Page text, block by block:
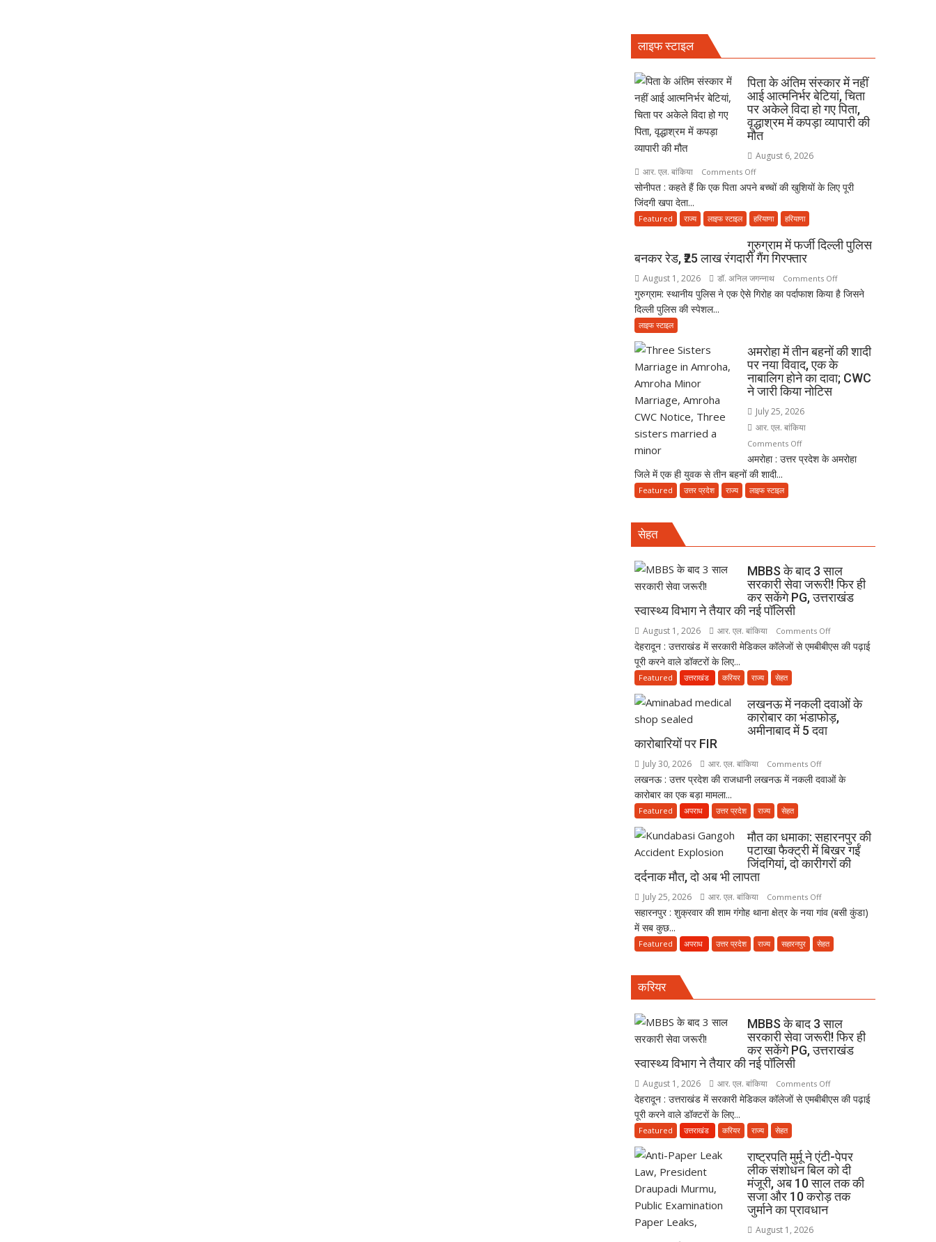
ही
जाएं’
पर
निकला
परिवार,
बेटे-
बहुओं
ने
उठाया
जिम्मा,
बोले-
पिता
सेवा
ही
भोलेनाथ
की
लाइफ स्टाइल
पिता के अंतिम संस्कार में नहीं
आई आत्मनिर्भर बेटियां, चिता
पर अकेले विदा हो गए पिता,
वृद्धाश्रम में कपड़ा व्यापारी की
मौत
August 6, 2026
आर. एल. बांकिया
Comments Offon
पिता
अंतिम
में
नहीं
आई
आत्मनिर्भर
अकेले
विदा
हो
पिता,
वृद्धाश्रम
में
कपड़ा
व्यापारी
की
सोनीपत : कहते हैं कि एक पिता अपने बच्चों की खुशियों के लिए पूरी
जिंदगी खपा देता...
Featured राज्य लाइफ स्टाइल हरियाणा हरियाणा
गुरुग्राम में फर्जी दिल्ली पुलिस
बनकर रेड, ₹25 लाख रंगदारी गैंग गिरफ्तार
August 1, 2026 डॉ. अनिल जगन्नाथ Comments Offon
गुरुग्राम
पुलिस
बनकर
रेड,
गिरफ्तार
गुरुग्राम: स्थानीय पुलिस ने एक ऐसे गिरोह का पर्दाफाश किया है जिसने
दिल्ली पुलिस की स्पेशल...
लाइफ स्टाइल
अमरोहा में तीन बहनों की शादी
पर नया विवाद, एक के
नाबालिग होने का दावा; CWC
ने जारी किया नोटिस
July 25, 2026
आर. एल. बांकिया
Comments Offon
अमरोहा
पर
नया
विवाद,
एक
नाबालिग
होने
ने
जारी
किया
अमरोहा : उत्तर प्रदेश के अमरोहा
जिले में एक ही युवक से तीन बहनों की शादी...
Featured उत्तर प्रदेश राज्य लाइफ स्टाइल
सेहत
MBBS के बाद 3 साल
सरकारी सेवा जरूरी! फिर ही
कर सकेंगे PG, उत्तराखंड
स्वास्थ्य विभाग ने तैयार की नई पॉलिसी
August 1, 2026 आर. एल. बांकिया Comments Offon
MBBS
साल
सरकारी
ही
उत्तराखंड
स्वास्थ्य
की
नई
पॉलिसी
देहरादून : उत्तराखंड में सरकारी मेडिकल कॉलेजों से एमबीबीएस की पढ़ाई
पूरी करने वाले डॉक्टरों के लिए...
Featured उत्तराखंड करियर राज्य सेहत
लखनऊ में नकली दवाओं के
कारोबार का भंडाफोड़,
अमीनाबाद में 5 दवा
कारोबारियों पर FIR
July 30, 2026 आर. एल. बांकिया Comments Offon
लखनऊ
के
कारोबार
का
में
दवा
लखनऊ : उत्तर प्रदेश की राजधानी लखनऊ में नकली दवाओं के
कारोबार का एक बड़ा मामला...
Featured अपराध उत्तर प्रदेश राज्य सेहत
मौत का धमाका: सहारनपुर की
पटाखा फैक्ट्री में बिखर गईं
जिंदगियां, दो कारीगरों की
दर्दनाक मौत, दो अब भी लापता
July 25, 2026 आर. एल. बांकिया Comments Offon
मौत
धमाका:
फैक्ट्री
में
बिखर
गईं
दो
कारीगरों
दो
अब
भी
लापता
सहारनपुर : शुक्रवार की शाम गंगोह थाना क्षेत्र के नया गांव (बसी कुंडा)
में सब कुछ...
Featured अपराध उत्तर प्रदेश राज्य सहारनपुर सेहत
करियर
MBBS के बाद 3 साल
सरकारी सेवा जरूरी! फिर ही
कर सकेंगे PG, उत्तराखंड
स्वास्थ्य विभाग ने तैयार की नई पॉलिसी
August 1, 2026 आर. एल. बांकिया Comments Offon
MBBS
साल
सरकारी
सेवा
देहरादून : उत्तराखंड में सरकारी मेडिकल कॉलेजों से एमबीबीएस की पढ़ाई
पूरी करने वाले डॉक्टरों के लिए...
Featured उत्तराखंड करियर राज्य सेहत
राष्ट्रपति मुर्मू ने एंटी-पेपर
लीक संशोधन बिल को दी
मंजूरी, अब 10 साल तक की
सजा और 10 करोड़ तक
जुर्माने का प्रावधान
August 1, 2026